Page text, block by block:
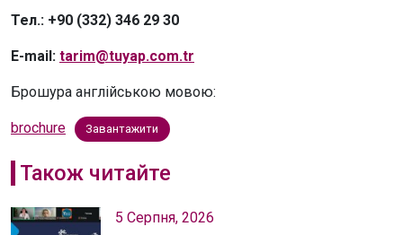
Тел.: +90 (332) 346 29 30
E-mail: tarim@tuyap.com.tr
Брошура англійською мовою:
brochure Завантажити
Також читайте
5 Серпня, 2026